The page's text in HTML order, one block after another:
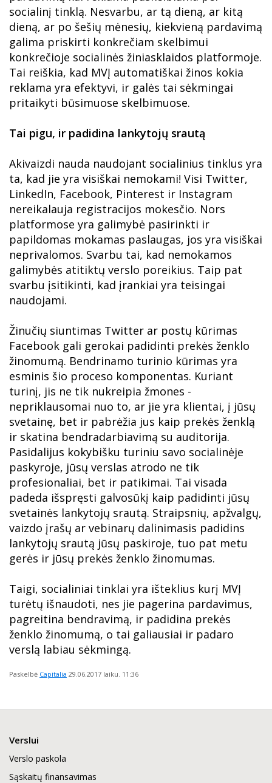
socialinį tinklą. Nesvarbu, ar tą dieną, ar kitą
dieną, ar po šešių mėnesių, kiekvieną pardavimą
galima priskirti konkrečiam skelbimui
konkrečioje socialinės žiniasklaidos platformoje.
Tai reiškia, kad MVĮ automatiškai žinos kokia
reklama yra efektyvi, ir galės tai sėkmingai
pritaikyti būsimuose skelbimuose.
Tai pigu, ir padidina lankytojų srautą
Akivaizdi nauda naudojant socialinius tinklus yra
ta, kad jie yra visiškai nemokami! Visi Twitter,
LinkedIn, Facebook, Pinterest ir Instagram
nereikalauja registracijos mokesčio. Nors
platformose yra galimybė pasirinkti ir
papildomas mokamas paslaugas, jos yra visiškai
neprivalomos. Svarbu tai, kad nemokamos
galimybės atitiktų verslo poreikius. Taip pat
svarbu įsitikinti, kad įrankiai yra teisingai
naudojami.
Žinučių siuntimas Twitter ar postų kūrimas
Facebook gali gerokai padidinti prekės ženklo
žinomumą. Bendrinamo turinio kūrimas yra
esminis šio proceso komponentas. Kuriant
turinį, jis ne tik nukreipia žmones -
nepriklausomai nuo to, ar jie yra klientai, į jūsų
svetainę, bet ir pabrėžia jus kaip prekės ženklą
ir skatina bendradarbiavimą su auditorija.
Pasidalijus kokybišku turiniu savo socialinėje
paskyroje, jūsų verslas atrodo ne tik
profesionaliai, bet ir patikimai. Tai visada
padeda išspręsti galvosūkį kaip padidinti jūsų
svetainės lankytojų srautą. Straipsnių, apžvalgų,
vaizdo įrašų ar vebinarų dalinimasis padidins
lankytojų srautą jūsų paskiroje, tuo pat metu
gerės ir jūsų prekės ženklo žinomumas.
Taigi, socialiniai tinklai yra išteklius kurį MVĮ
turėtų išnaudoti, nes jie pagerina pardavimus,
pagreitina bendravimą, ir padidina prekės
ženklo žinomumą, o tai galiausiai ir padaro
verslą labiau sėkmingą.
Paskelbė Capitalia 29.06.2017 laiku. 11:36
Verslui
Verslo paskola
Sąskaitų finansavimas